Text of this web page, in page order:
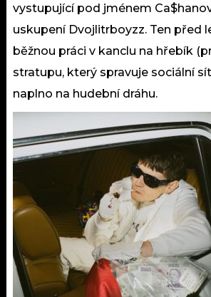
vystupující pod jménem
uskupení Dvojlitrboyzz. Ten před
běžnou práci v kanclu na hřebík
stratupu, který spravuje sociální
naplno na hudební dráhu.